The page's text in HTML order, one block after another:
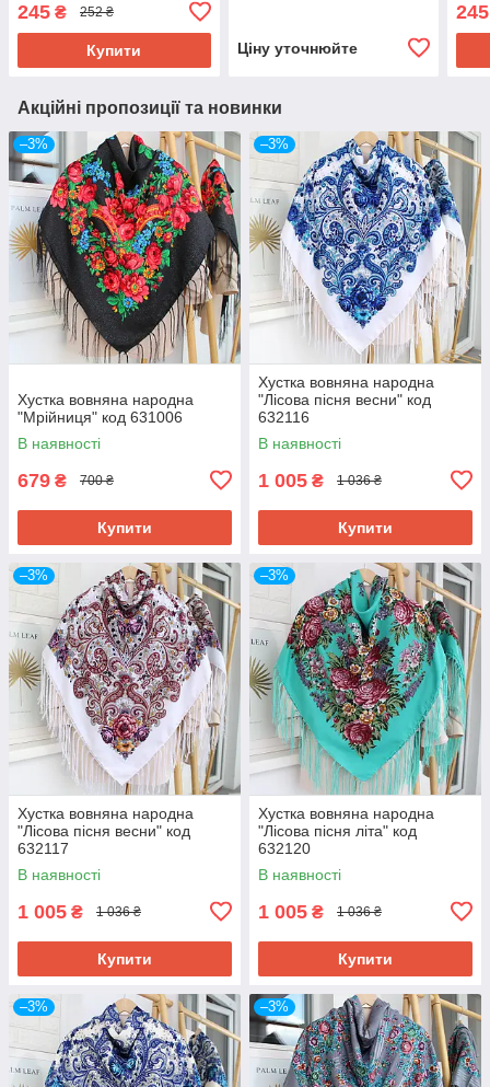
245 ₴ 252 ₴
Купити Ціну уточнюйте
245
Акційні пропозиції та новинки
–3%
Хустка вовняна народна
"Мрійниця" код 631006
В наявності
679 ₴ 700 ₴
Купити
–3%
Хустка вовняна народна
"Лісова пісня весни" код
632116
В наявності
1 005 ₴ 1 036 ₴
Купити
–3%
Хустка вовняна народна
"Лісова пісня весни" код
632117
В наявності
1 005 ₴ 1 036 ₴
Купити
–3%
Хустка вовняна народна
"Лісова пісня літа" код
632120
В наявності
1 005 ₴ 1 036 ₴
Купити
–3% –3%